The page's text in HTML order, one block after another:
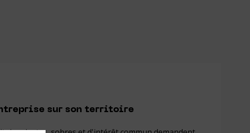
sur son territoire